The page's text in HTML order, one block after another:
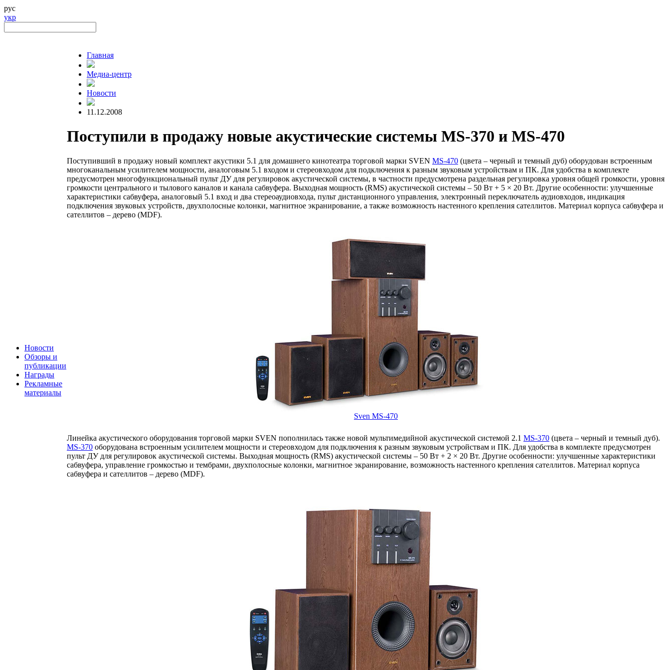
рус
укр
Новости
Обзоры и
публикации
Награды
Рекламные
материалы
Главная
Медиа-центр
Новости
11.12.2008
Поступили в продажу новые акустические системы MS-370 и MS-470
Поступивший в продажу новый комплект акустики 5.1 для домашнего кинотеатра торговой марки SVEN MS-470 (цвета – черный и темный дуб) оборудован встроенным
многоканальным усилителем мощности, аналоговым 5.1 входом и стереовходом для подключения к разным звуковым устройствам и ПК. Для удобства в комплекте
предусмотрен многофункциональный пульт ДУ для регулировок акустической системы, в частности предусмотрена раздельная регулировка уровня общей громкости, уровня
громкости центрального и тылового каналов и канала сабвуфера. Выходная мощность (RMS) акустической системы – 50 Вт + 5 × 20 Вт. Другие особенности: улучшенные
характеристики сабвуфера, аналоговый 5.1 вход и два стереоаудиовхода, пульт дистанционного управления, электронный переключатель аудиовходов, индикация
подключения звуковых устройств, двухполосные колонки, магнитное экранирование, а также возможность настенного крепления сателлитов. Материал корпуса сабвуфера и
сателлитов – дерево (MDF).
Sven MS-470
Линейка акустического оборудования торговой марки SVEN пополнилась также новой мультимедийной акустической системой 2.1 MS-370 (цвета – черный и темный дуб).
MS-370 оборудована встроенным усилителем мощности и стереовходом для подключения к разным звуковым устройствам и ПК. Для удобства в комплекте предусмотрен
пульт ДУ для регулировок акустической системы. Выходная мощность (RMS) акустической системы – 50 Вт + 2 × 20 Вт. Другие особенности: улучшенные характеристики
сабвуфера, управление громкостью и тембрами, двухполосные колонки, магнитное экранирование, возможность настенного крепления сателлитов. Материал корпуса
сабвуфера и сателлитов – дерево (MDF).